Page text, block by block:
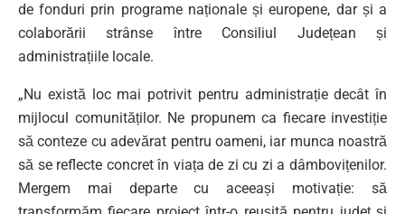
de fonduri prin programe naționale și europene, dar și a
colaborării strânse între Consiliul Județean și
administrațiile locale.
„Nu există loc mai potrivit pentru administrație decât în
mijlocul comunităților. Ne propunem ca fiecare investiție
să conteze cu adevărat pentru oameni, iar munca noastră
să se reflecte concret în viața de zi cu zi a dâmbovițenilor.
Mergem mai departe cu aceeași motivație: să